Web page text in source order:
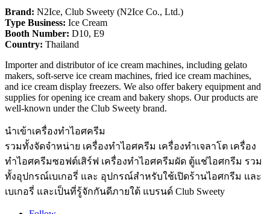
Brand: N2Ice, Club Sweety (N2Ice Co., Ltd.)
Type Business: Ice Cream
Booth Number: D10, E9
Country: Thailand
Importer and distributor of ice cream machines, including gelato
makers, soft-serve ice cream machines, fried ice cream machines,
and ice cream display freezers. We also offer bakery equipment and
supplies for opening ice cream and bakery shops. Our products are
well-known under the Club Sweety brand.
นำเข้าเครื่องทำไอศครีม
รวมทั้งจัดจำหน่าย เครื่องทำไอศครีม เครื่องทำเจลาโต เครื่อง
ทำไอศครีมซอฟต์เสิร์ฟ เครื่องทำไอศครีมผัด ตู้แช่ไอศกรีม รวม
ทั้งอุปกรณ์เบเกอรี่ และ อุปกรณ์สำหรับใช้เปิดร้านไอศกรีม และ
เบเกอรี่ และเป็นที่รู้จักกันดีภายใต้ แบรนด์ Club Sweety